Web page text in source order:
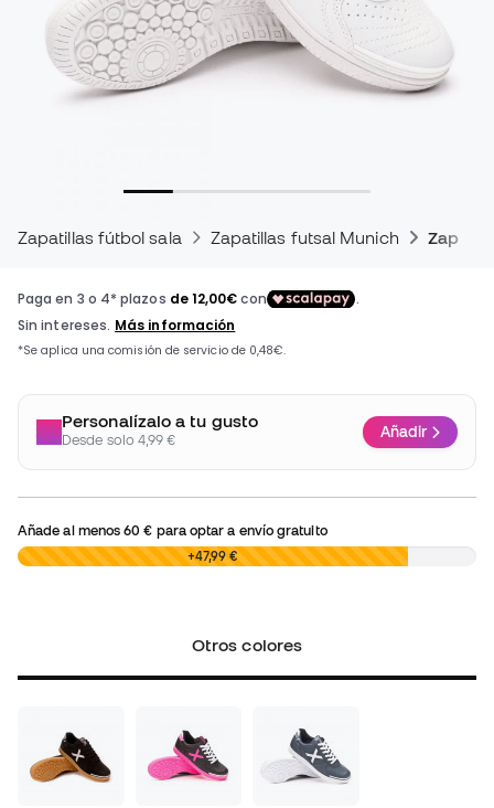
Zapatillas fútbol sala Zapatillas futsal Munich
Personalízalo a tu gusto
Desde solo 4,99 € Añadir
Añade al menos60 € para optar a envío gratuito
0,00 € +47,99 €
Otros colores